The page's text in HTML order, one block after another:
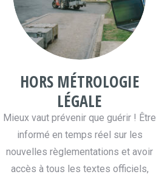
HORS MÉTROLOGIE
LÉGALE
Mieux vaut prévenir que guérir ! Être
informé en temps réel sur les
nouvelles règlementations et avoir
accès à tous les textes officiels,